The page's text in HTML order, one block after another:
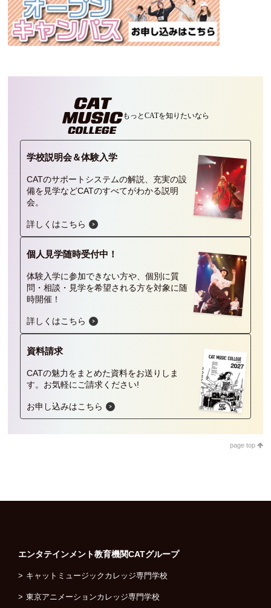
もっとCATを知りたいなら
学校説明会＆体験入学
CATのサポートシステムの解説、充実の設
備を見学などCATのすべてがわかる説明
会。
詳しくはこちら
個人見学随時受付中！
体験入学に参加できない方や、個別に質
問・相談・見学を希望される方を対象に随
時開催！
詳しくはこちら
資料請求
CATの魅力をまとめた資料をお送りしま
す。 お気軽にご請求ください!
お申し込みはこちら
page top
エンタテインメント教育機関CATグループ
キャットミュージックカレッジ専門学校
東京アニメーションカレッジ専門学校